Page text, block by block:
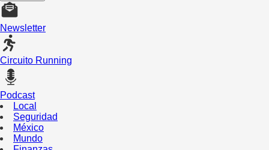
Newsletter
Circuito Running
Podcast
Local
Seguridad
México
Mundo